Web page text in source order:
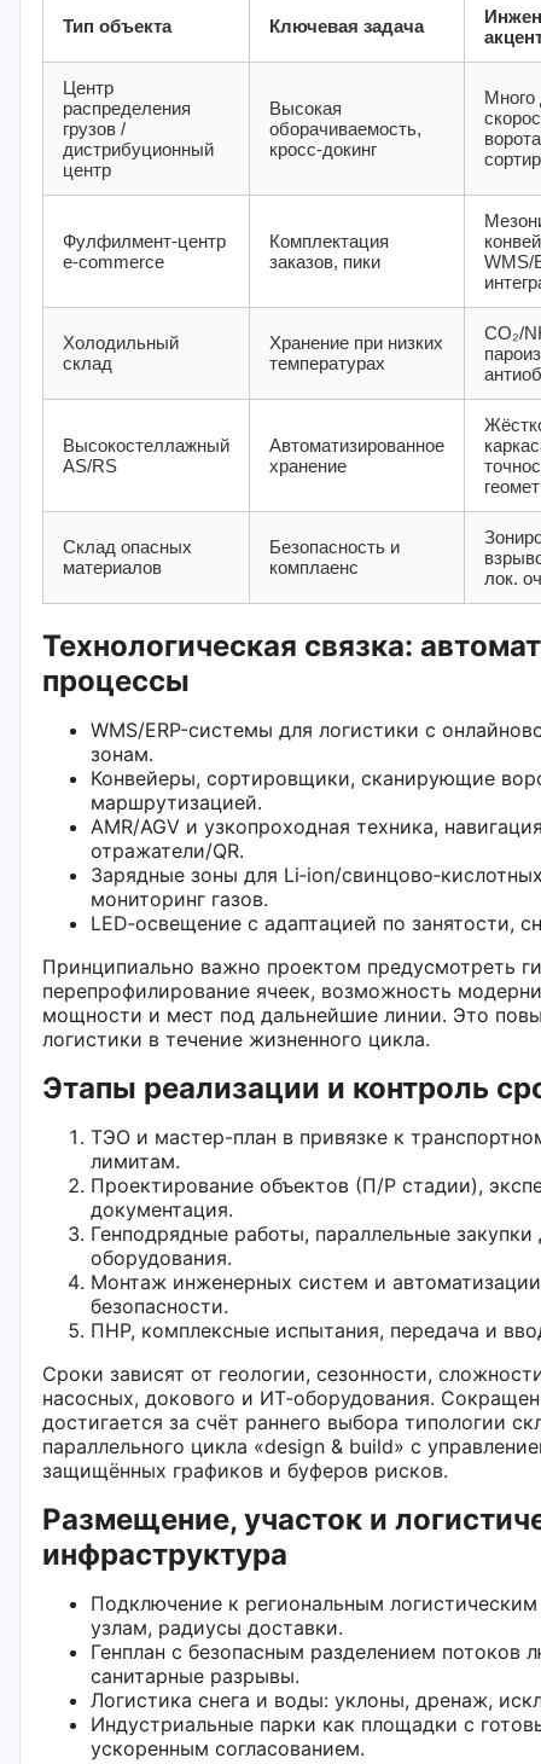
Тип объекта Ключевая задача
Центр
распределения
грузов /
дистрибуционный
центр
Высокая
оборачиваемость,
кросс-докинг
Много
Фулфилмент-центр
e‑commerce
Комплектация
заказов, пики
WMS/
Холодильный
склад
Хранение при низких
температурах
CO₂/
Высокостеллажный
AS/RS
Автоматизированное
хранение
Склад опасных
материалов
Безопасность и
комплаенс
лок.
Технологическая связка:
процессы
WMS/ERP-системы для логистики с
зонам.
Конвейеры, сортировщики, сканирующие
маршрутизацией.
AMR/AGV и узкопроходная техника,
отражатели/QR.
Зарядные зоны для Li‑ion/
мониторинг газов.
LED‑освещение с адаптацией по занятости,
Принципиально важно проектом предусмотреть
перепрофилирование ячеек, возможность
мощности и мест под дальнейшие линии. Это
логистики в течение жизненного цикла.
Этапы реализации и контроль
ТЭО и мастер-план в привязке к
лимитам.
Проектирование объектов (П/Р стадии),
документация.
Генподрядные работы, параллельные
оборудования.
Монтаж инженерных систем и
безопасности.
ПНР, комплексные испытания, передача и
Сроки зависят от геологии, сезонности,
насосных, докового и ИТ‑оборудования.
достигается за счёт раннего выбора типологии
параллельного цикла «design & build» с
защищённых графиков и буферов рисков.
Размещение, участок и
инфраструктура
Подключение к региональным
узлам, радиусы доставки.
Генплан с безопасным разделением потоков
санитарные разрывы.
Логистика снега и воды: уклоны, дренаж,
Индустриальные парки как площадки с
ускоренным согласованием.